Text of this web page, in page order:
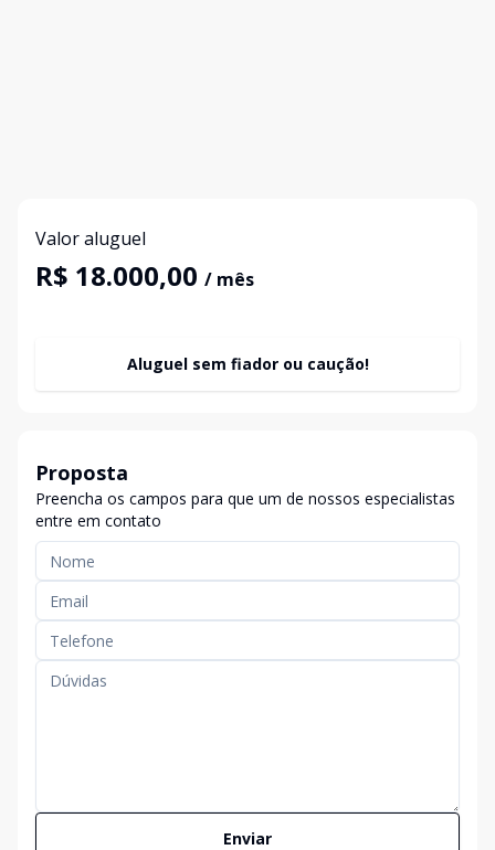
Valor aluguel
R$ 18.000,00 / mês
Aluguel sem fiador ou caução!
Proposta
Preencha os campos para que um de nossos especialistas
entre em contato
Enviar